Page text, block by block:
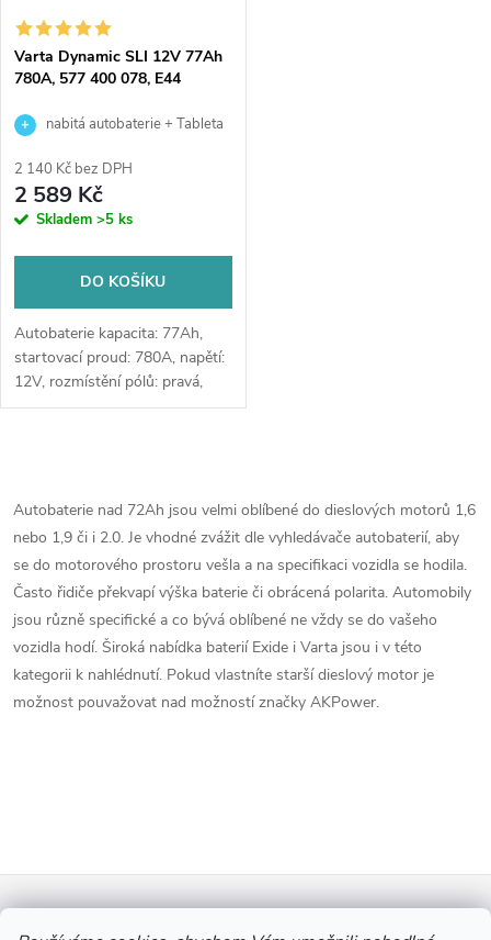
Varta Dynamic SLI 12V 77Ah
780A, 577 400 078, E44
nabitá autobaterie + Tableta
výkup staré baterie při doručení
nebo v prodejně Jinočany
2 140 Kč bez DPH
2 589 Kč
Skladem >5 ks
DO KOŠÍKU
Autobaterie kapacita: 77Ah,
startovací proud: 780A, napětí:
12V, rozmístění pólů: pravá,
rozměry: 278 x 175 x 190,
v
l
á
d
a
r
v
Autobaterie nad 72Ah jsou velmi oblíbené do dieslových motorů 1,6
nebo 1,9 či i 2.0. Je vhodné zvážit dle vyhledávače autobaterií, aby
se do motorového prostoru vešla a na specifikaci vozidla se hodila.
Často řidiče překvapí výška baterie či obrácená polarita. Automobily
jsou různě specifické a co bývá oblíbené ne vždy se do vašeho
vozidla hodí. Široká nabídka baterií Exide i Varta jsou i v této
kategorii k nahlédnutí. Pokud vlastníte starší dieslový motor je
možnost pouvažovat nad možností značky AKPower.
Z